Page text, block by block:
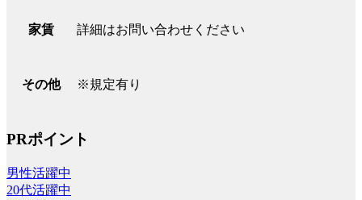
家賃 詳細はお問い合わせください
その他 ※規定有り
PRポイント
男性活躍中
20代活躍中